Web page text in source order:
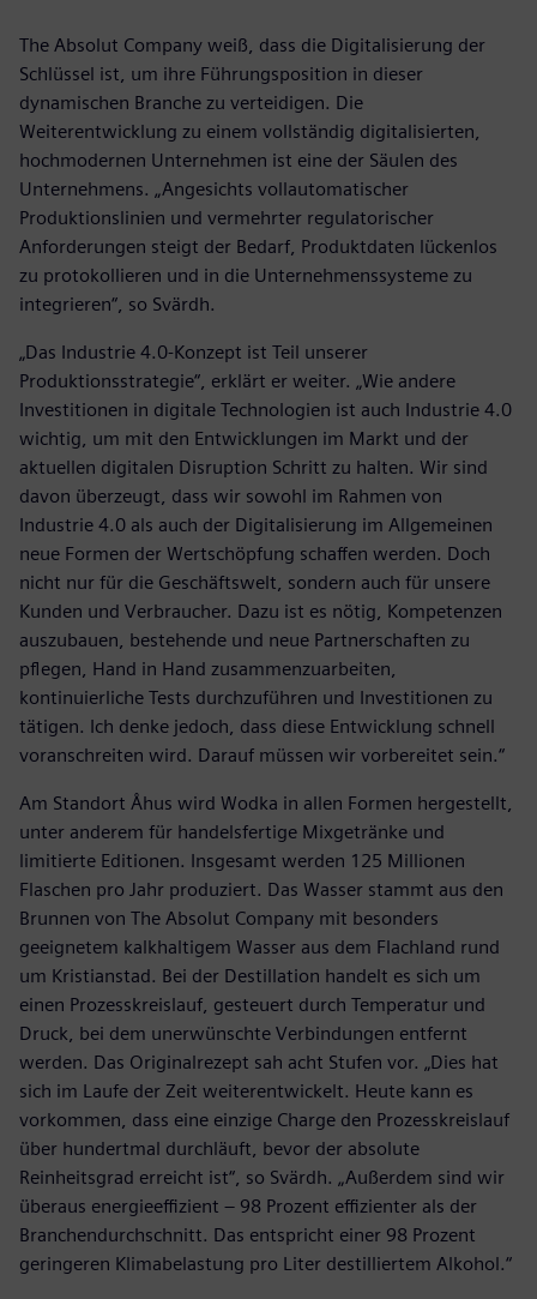
The Absolut Company weiß, dass die Digitalisierung der
Schlüssel ist, um ihre Führungsposition in dieser
dynamischen Branche zu verteidigen. Die
Weiterentwicklung zu einem vollständig digitalisierten,
hochmodernen Unternehmen ist eine der Säulen des
Unternehmens. „Angesichts vollautomatischer
Produktionslinien und vermehrter regulatorischer
Anforderungen steigt der Bedarf, Produktdaten lückenlos
zu protokollieren und in die Unternehmenssysteme zu
integrieren“, so Svärdh.
„Das Industrie 4.0-Konzept ist Teil unserer
Produktionsstrategie“, erklärt er weiter. „Wie andere
Investitionen in digitale Technologien ist auch Industrie 4.0
wichtig, um mit den Entwicklungen im Markt und der
aktuellen digitalen Disruption Schritt zu halten. Wir sind
davon überzeugt, dass wir sowohl im Rahmen von
Industrie 4.0 als auch der Digitalisierung im Allgemeinen
neue Formen der Wertschöpfung schaffen werden. Doch
nicht nur für die Geschäftswelt, sondern auch für unsere
Kunden und Verbraucher. Dazu ist es nötig, Kompetenzen
auszubauen, bestehende und neue Partnerschaften zu
pflegen, Hand in Hand zusammenzuarbeiten,
kontinuierliche Tests durchzuführen und Investitionen zu
tätigen. Ich denke jedoch, dass diese Entwicklung schnell
voranschreiten wird. Darauf müssen wir vorbereitet sein.“
Am Standort Åhus wird Wodka in allen Formen hergestellt,
unter anderem für handelsfertige Mixgetränke und
limitierte Editionen. Insgesamt werden 125 Millionen
Flaschen pro Jahr produziert. Das Wasser stammt aus den
Brunnen von The Absolut Company mit besonders
geeignetem kalkhaltigem Wasser aus dem Flachland rund
um Kristianstad. Bei der Destillation handelt es sich um
einen Prozesskreislauf, gesteuert durch Temperatur und
Druck, bei dem unerwünschte Verbindungen entfernt
werden. Das Originalrezept sah acht Stufen vor. „Dies hat
sich im Laufe der Zeit weiterentwickelt. Heute kann es
vorkommen, dass eine einzige Charge den Prozesskreislauf
über hundertmal durchläuft, bevor der absolute
Reinheitsgrad erreicht ist“, so Svärdh. „Außerdem sind wir
überaus energieeffizient – 98 Prozent effizienter als der
Branchendurchschnitt. Das entspricht einer 98 Prozent
geringeren Klimabelastung pro Liter destilliertem Alkohol.“